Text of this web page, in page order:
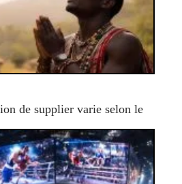
de supplier varie selon le